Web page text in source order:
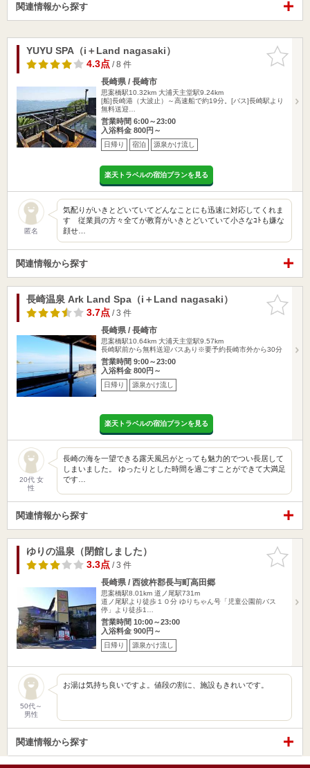
関連情報から探す
お気に入
りに追加
YUYU SPA（i＋Land nagasaki）
4.3点/ 8 件
長崎県 / 長崎市
思案橋駅10.32km 大浦天主堂駅9.24km
[船]長崎港（大波止）～高速船で約19分。[バス]長崎駅より
無料送迎…
営業時間 6:00～23:00
入浴料金 800円～
日帰り 宿泊 源泉かけ流し
楽天トラベルの宿泊プランを見る
匿名
気配りがいきとどいていてどんなことにも迅速に対応してくれま
す 従業員の方々全てが教育がいきとどいていて小さなｺﾄも嫌な
顔せ…
関連情報から探す
お気に入
りに追加
長崎温泉 Ark Land Spa（i＋Land nagasaki）
3.7点/ 3 件
長崎県 / 長崎市
思案橋駅10.64km 大浦天主堂駅9.57km
長崎駅前から無料送迎バスあり※要予約長崎市外から30分
営業時間 9:00～23:00
入浴料金 800円～
日帰り 源泉かけ流し
楽天トラベルの宿泊プランを見る
20代 女
性
長崎の海を一望できる露天風呂がとっても魅力的でつい長居して
しまいました。 ゆったりとした時間を過ごすことができて大満足
です…
関連情報から探す
お気に入
りに追加
ゆりの温泉（閉館しました）
3.3点/ 3 件
長崎県 / 西彼杵郡長与町高田郷
思案橋駅8.01km 道ノ尾駅731m
道ノ尾駅より徒歩１０分 ゆりちゃん号「児童公園前バス
停」より徒歩1…
営業時間 10:00～23:00
入浴料金 900円～
日帰り 源泉かけ流し
50代～
男性
お湯は気持ち良いですよ。値段の割に、施設もきれいです。
関連情報から探す